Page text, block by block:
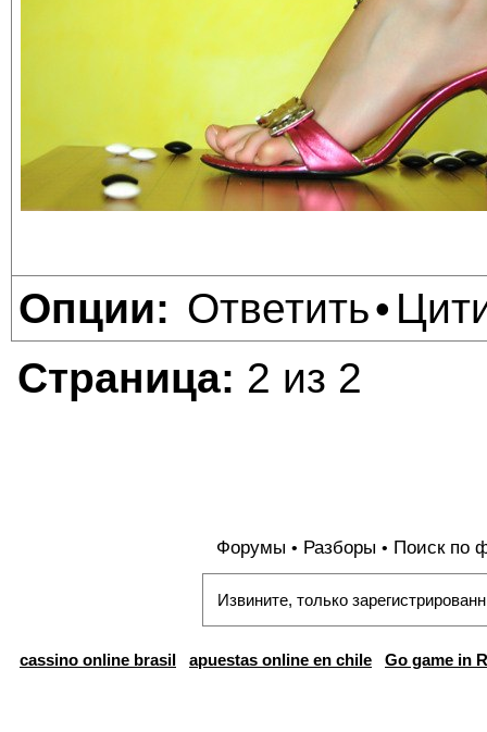
Опции: Ответить•
Страница: 2 из 2
Форумы • Разборы • Поиск по
Извините, только
cassino online brasil apuestas online en chile Go game in